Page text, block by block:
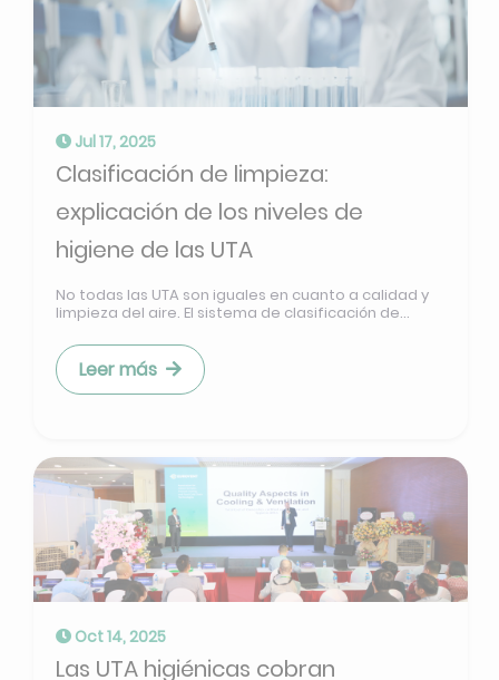
Jul 17, 2025
Clasificación de limpieza:
explicación de los niveles de
higiene de las UTA
No todas las UTA son iguales en cuanto a calidad y
Leer más
Oct 14, 2025
Las UTA higiénicas cobran